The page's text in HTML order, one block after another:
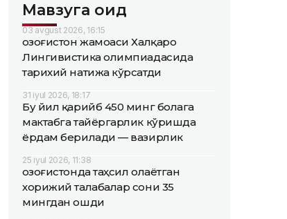
Мавзуга оид
03 avgust 2026, 16:15
Қозоғистон жамоаси Халқаро
Лингивистика олимпиадасида
тарихий натижа кўрсатди
31 iyul 2026, 18:17
Бу йил қарийб 450 минг болага
мактабга тайёргарлик кўришда
ёрдам берилади — вазирлик
25 iyul 2026, 11:38
Қозоғистонда таҳсил олаётган
хорижий талабалар сони 35
мингдан ошди